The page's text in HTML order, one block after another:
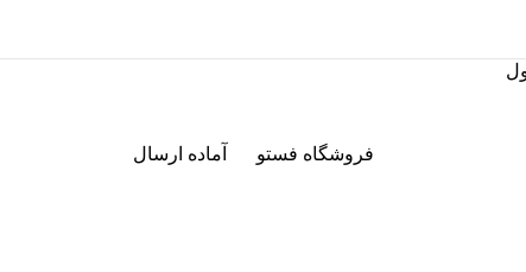
فروشگاه فستو آماده ارسال